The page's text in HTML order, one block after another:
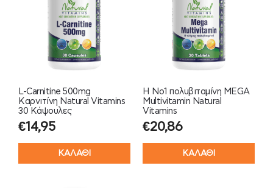
L-Carnitine 500mg
Καρνιτίνη Natural Vitamins
30 Κάψουλες
€14,95
ΚΑΛΑΘΙ
Η Νο1 πολυβιταμίνη MEGA
Multivitamin Natural
Vitamins
€20,86
ΚΑΛΑΘΙ